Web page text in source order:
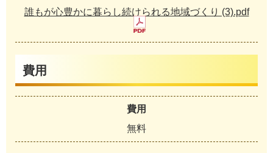
誰もが心豊かに暮らし続けられる地域づくり (3).pdf
費用
費用
無料